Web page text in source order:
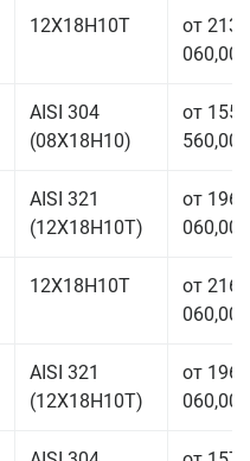
12Х18Н10Т
от 213
060,00
AISI 304
(08Х18Н10)
от 155
560,00
AISI 321
(12Х18Н10Т)
от 196
060,00
12Х18Н10Т
от 216
060,00
AISI 321
(12Х18Н10Т)
от 196
060,00